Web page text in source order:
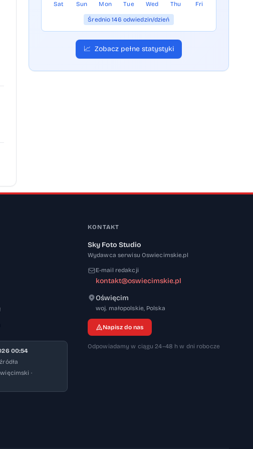
Sat Sun Mon Tue Wed Thu Fri
Średnio 146 odwiedzin/dzień
📈 Zobacz pełne statystyki
00:54
·
KONTAKT
Sky Foto Studio
Wydawca serwisu Oswiecimskie.pl
E-mail redakcji
kontakt@oswiecimskie.pl
Oświęcim
woj. małopolskie, 32-600
Polska
Napisz do nas
Odpowiadamy w ciągu 24–48 h w dni robocze